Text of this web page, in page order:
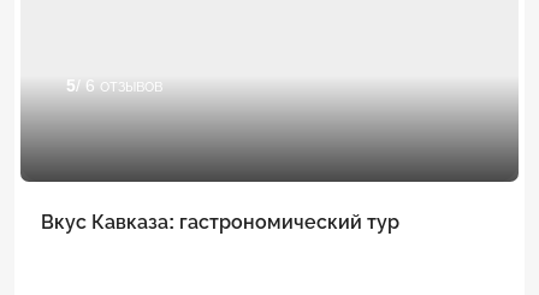
5/ 6 отзывов
Вкус Кавказа: гастрономический тур